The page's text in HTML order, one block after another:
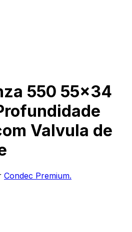
550 55x34
Valvula de
Condec Premium.